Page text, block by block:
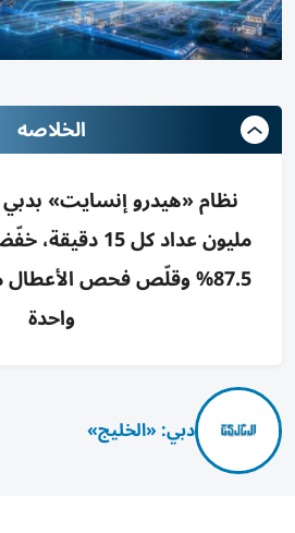
الخلاصه
مليون عداد كل
واحدة
دبي: «الخليج»